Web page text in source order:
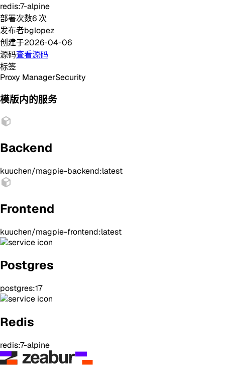
redis:7-alpine
部署次数6 次
发布者bglopez
创建于2026-04-06
源码查看源码
标签
Proxy ManagerSecurity
模版内的服务
Backend
kuuchen/magpie-backend:latest
Frontend
kuuchen/magpie-frontend:latest
Postgres
postgres:17
Redis
redis:7-alpine